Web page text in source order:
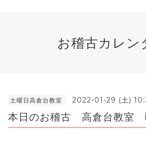
お稽古カレン
土曜日高倉台教室 2022-01-29 (土)
本日のお稽古 高倉台教室